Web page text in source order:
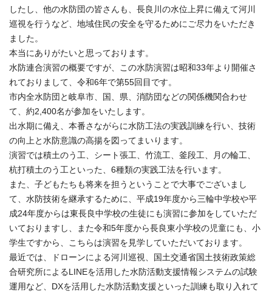
したし、他の水防団の皆さんも、長良川の水位上昇に備えて河川
巡視を行うなど、地域住民の安全を守るためにご尽力をいただき
ました。
本当にありがたいと思っております。
水防連合演習の概要ですが、この水防演習は昭和33年より開催さ
れておりまして、令和6年で第55回目です。
市内全水防団と岐阜市、国、県、消防団などの関係機関合わせ
て、約2,400名が参加をいたします。
出水期に備え、本番さながらに水防工法の実践訓練を行い、技術
の向上と水防意識の高揚を図ってまいります。
演習では積土のう工、シート張工、竹流工、釜段工、月の輪工、
杭打積土のう工といった、6種類の実践工法を行います。
また、子どもたちも将来を担うということで大事でございまし
て、水防技術を継承するために、平成19年度から三輪中学校や平
成24年度からは東長良中学校の生徒にも演習に参加をしていただ
いておりますし、また令和5年度から長良東小学校の児童にも、小
学生ですから、こちらは演習を見学していただいております。
最近では、ドローンによる河川巡視、国土交通省国土技術政策総
合研究所によるLINEを活用した水防活動支援情報システムの試験
運用など、DXを活用した水防活動支援といった訓練も取り入れて